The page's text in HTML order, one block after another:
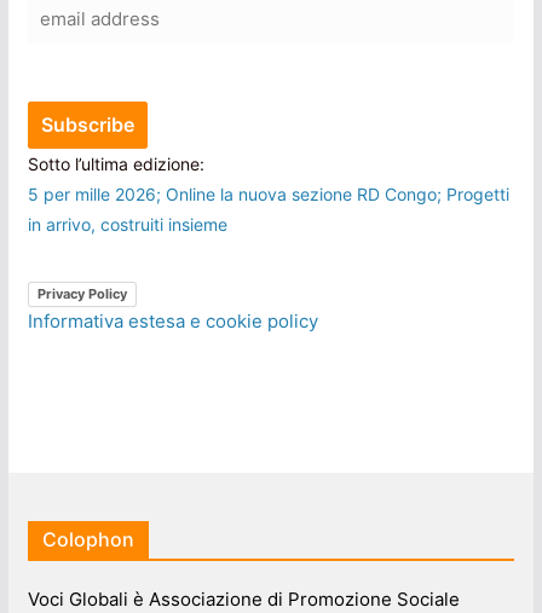
Sotto l’ultima edizione:
5 per mille 2026; Online la nuova sezione RD Congo; Progetti
in arrivo, costruiti insieme
Privacy Policy
Informativa estesa e cookie policy
Colophon
Voci Globali è Associazione di Promozione Sociale